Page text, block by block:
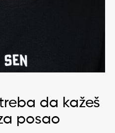
da kažeš
posao